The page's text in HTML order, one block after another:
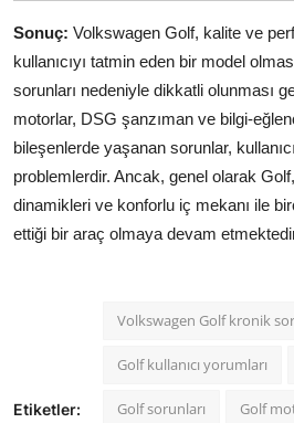
Sonuç: Volkswagen Golf, kalite ve
kullanıcıyı tatmin eden bir model
sorunları nedeniyle dikkatli olunması
motorlar, DSG şanzıman ve bilgi-
bileşenlerde yaşanan sorunlar,
problemlerdir. Ancak, genel olarak
dinamikleri ve konforlu iç mekanı ile
ettiği bir araç olmaya devam
Etiketler:
Volkswagen Golf kronik
Golf kullanıcı yorumları
Golf sorunları Golf